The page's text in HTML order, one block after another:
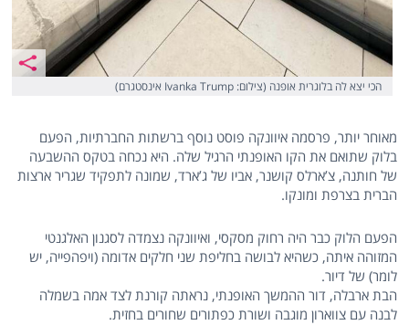
הכי יצא לה בלוגרית אופנה (צילום: Ivanka Trump אינסטגרם)
מאוחר יותר, פרסמה איוונקה פוסט נוסף ברשתות החברתיות, הפעם
בלוק שתואם את הקו האופנתי הרגיל שלה. היא נכחה בטקס ההשבעה
של חותנה, צ’ארלס קושנר, אביו של ג’ארד, שמונה לתפקיד שגריר ארצות
הברית בצרפת ומונקו.
הפעם הלוק כבר היה רחוק מסקסי, ואיוונקה נצמדה לסגנון האלגנטי
המזוהה איתה, כשהיא לבושה בחליפת שני חלקים אדומה (ויפהפייה, יש
לומר) של דיור.
הבת ארבלה, דור ההמשך האופנתי, נראתה קורנת לצד אמה בשמלה
לבנה עם צווארון מוגבה ושורת כפתורים שחורים בחזית.